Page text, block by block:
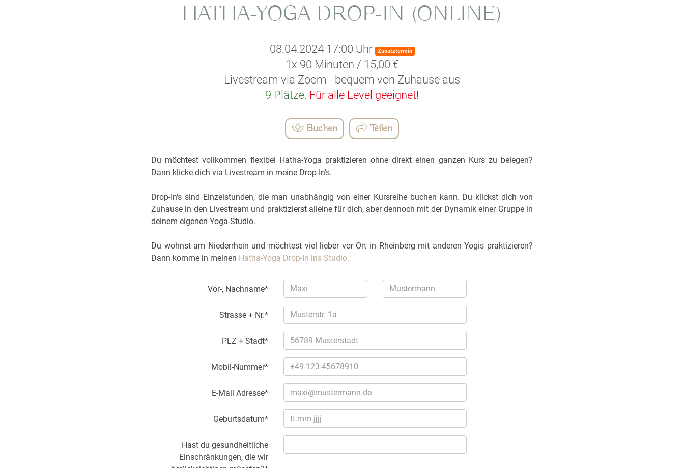
HATHA-YOGA DROP-IN (ONLINE)
08.04.2024 17:00 Uhr Zusatztermin
1x 90 Minuten / 15,00 €
Livestream via Zoom - bequem von Zuhause aus
9 Plätze. Für alle Level geeignet!
Buchen Teilen
Du möchtest vollkommen flexibel Hatha-Yoga praktizieren ohne direkt einen ganzen Kurs zu belegen?
Dann klicke dich via Livestream in meine Drop-In's.
Drop-In's sind Einzelstunden, die man unabhängig von einer Kursreihe buchen kann. Du klickst dich von
Zuhause in den Livestream und praktizierst alleine für dich, aber dennoch mit der Dynamik einer Gruppe in
deinem eigenen Yoga-Studio.
Du wohnst am Niederrhein und möchtest viel lieber vor Ort in Rheinberg mit anderen Yogis praktizieren?
Dann komme in meinen Hatha-Yoga Drop-In ins Studio.
Vor-, Nachname*
Strasse + Nr.*
PLZ + Stadt*
Mobil-Nummer*
E-Mail Adresse*
Geburtsdatum*
Hast du gesundheitliche
Einschränkungen, die wir